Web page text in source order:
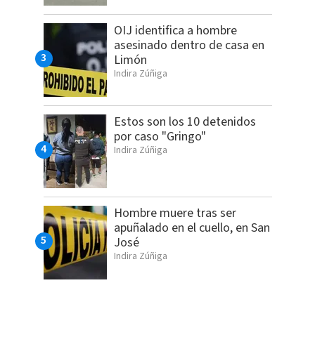
OIJ identifica a hombre
asesinado dentro de casa en
Limón
Indira Zúñiga
Estos son los 10 detenidos
por caso "Gringo"
Indira Zúñiga
Hombre muere tras ser
apuñalado en el cuello, en San
José
Indira Zúñiga